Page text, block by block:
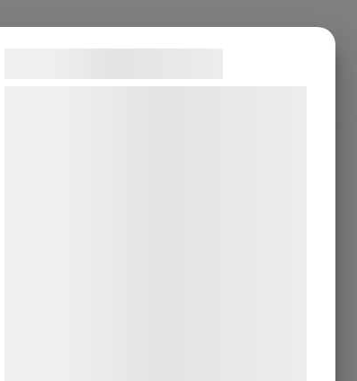
LÄGG TILL I VARUKORG